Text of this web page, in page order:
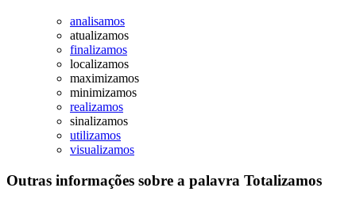
analisamos
atualizamos
finalizamos
localizamos
maximizamos
minimizamos
realizamos
sinalizamos
utilizamos
visualizamos
Outras informações sobre a palavra Totalizamos